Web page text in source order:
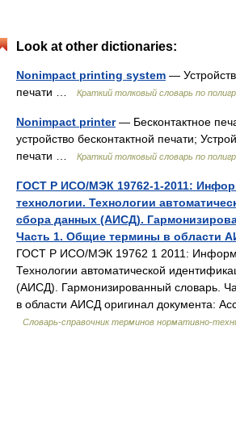
Look at other dictionaries:
Nonimpact printing system —
печати …
Краткий толковый словарь по
Nonimpact printer— Бесконтактное
устройство бесконтактной печати;
печати …
Краткий толковый словарь по
ГОСТ Р ИСО/МЭК 19762-1-2011:
технологии. Технологии
сбора данных (АИСД).
Часть 1. Общие термины в области
ГОСТ Р ИСО/МЭК 19762 1 2011:
Технологии автоматической
(АИСД). Гармонизированный словарь.
в области АИСД оригинал документа:
Словарь-справочник терминов нормативно-